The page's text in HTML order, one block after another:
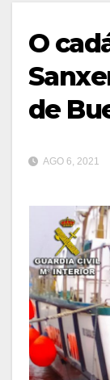
O
de
AGO 6, 2021